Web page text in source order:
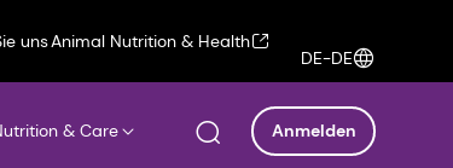
unsAnimal Nutrition & Health
DE-DE
& Care Anmelden